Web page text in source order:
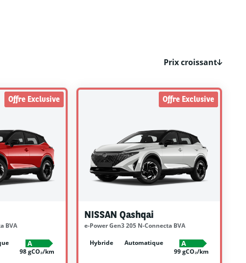
Prix croissant
Offre Exclusive
BVA
A
98 gCO₂/km
Offre Exclusive
NISSAN Qashqai
e-Power Gen3 205 N-Connecta BVA
Hybride Automatique A
99 gCO₂/km